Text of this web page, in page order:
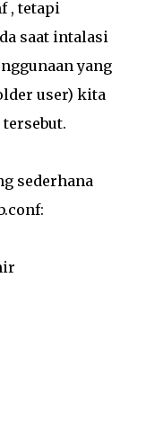
, tetapi
saat intalasi
yang
user) kita
sederhana